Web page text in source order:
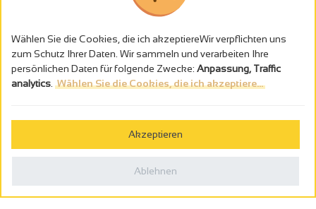
Alkoholmissbrauch ist gefährlich für die Gesundheit - trinken Sie in
Politique de confidentialité
Wählen Sie die Cookies, die ich akzeptiereWir verpflichten uns
zum Schutz Ihrer Daten. Wir sammeln und verarbeiten Ihre
persönlichen Daten für folgende Zwecke: Anpassung, Traffic
analytics Wählen Sie die Cookies, die ich akzeptiere...
Akzeptieren
Ablehnen